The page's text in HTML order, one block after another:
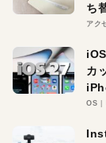
ち
アク
カ
OS